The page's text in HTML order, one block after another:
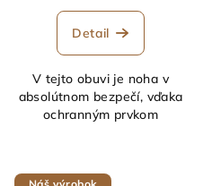
Detail
V tejto obuvi je noha v
absolútnom bezpečí, vďaka
ochranným prvkom